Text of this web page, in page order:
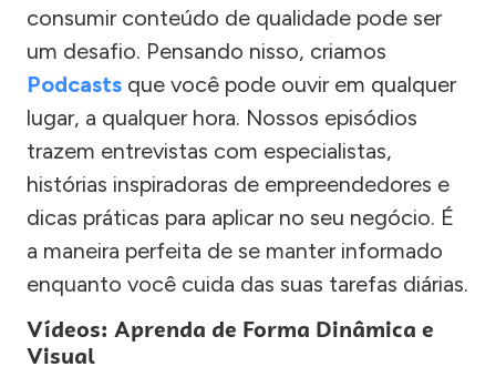
consumir conteúdo de qualidade pode ser
um desafio. Pensando nisso, criamos
Podcasts que você pode ouvir em qualquer
lugar, a qualquer hora. Nossos episódios
trazem entrevistas com especialistas,
histórias inspiradoras de empreendedores e
dicas práticas para aplicar no seu negócio. É
a maneira perfeita de se manter informado
enquanto você cuida das suas tarefas diárias.
Vídeos: Aprenda de Forma Dinâmica e
Visual